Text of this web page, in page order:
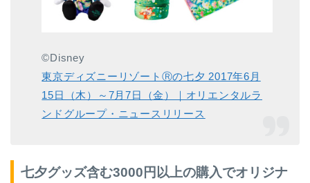
©Disney
東京ディズニーリゾートⓇの七夕 2017年6月
15日（木）～7月7日（金）｜オリエンタルラ
ンドグループ・ニュースリリース
七夕グッズ含む3000円以上の購入でオリジナ